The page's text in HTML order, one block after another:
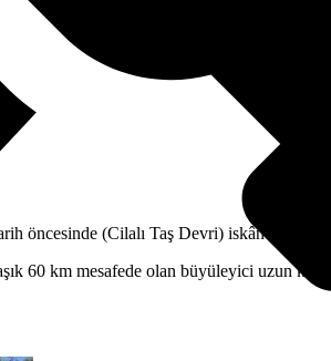
öncesinde (Cilalı Taş Devri) iskân edildiği
60 km mesafede olan büyüleyici uzun